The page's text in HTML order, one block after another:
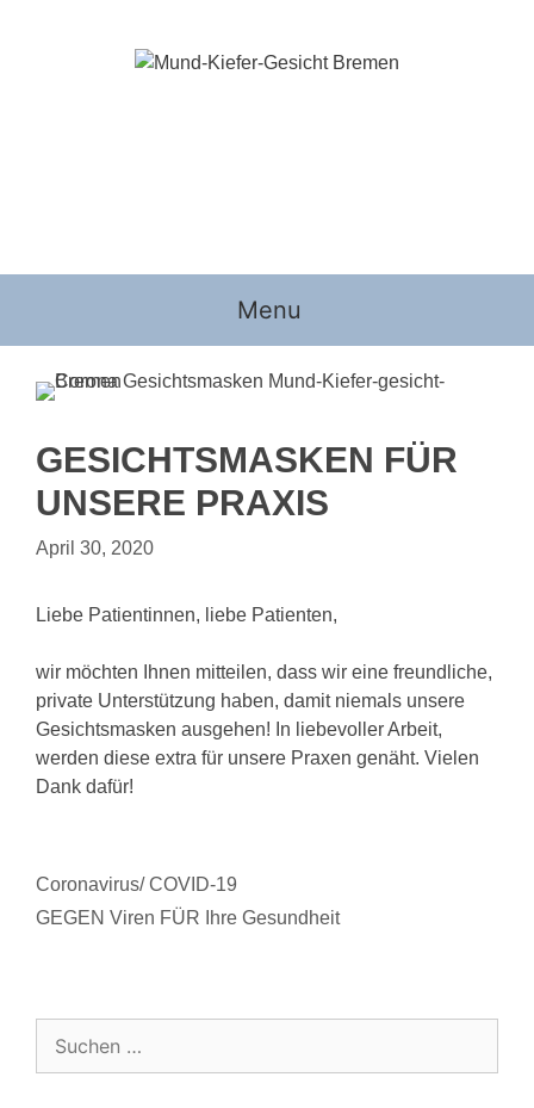
Menu
GESICHTSMASKEN FÜR
UNSERE PRAXIS
April 30, 2020
Liebe Patientinnen, liebe Patienten,
wir möchten Ihnen mitteilen, dass wir eine freundliche,
private Unterstützung haben, damit niemals unsere
Gesichtsmasken ausgehen! In liebevoller Arbeit,
werden diese extra für unsere Praxen genäht. Vielen
Dank dafür!
Coronavirus/ COVID-19
GEGEN Viren FÜR Ihre Gesundheit